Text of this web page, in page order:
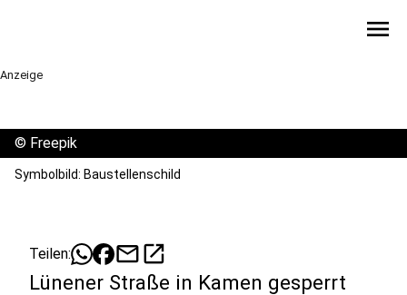
menu
Anzeige
© Freepik
Symbolbild: Baustellenschild
Teilen: mailopen_in_new
Lünener Straße in Kamen gesperrt